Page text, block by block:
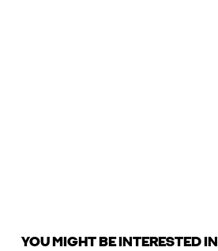
YOU MIGHT BE INTERESTED IN